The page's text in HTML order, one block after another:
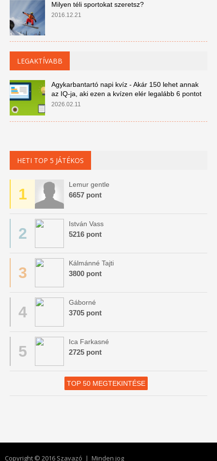
Milyen téli sportokat szeretsz?
2016.12.21
LEGAKTÍVABB
Agykarbantartó napi kvíz - Akár 150 lehet annak
az IQ-ja, aki ezen a kvízen elér legalább 6 pontot
2026.02.11
HETI TOP 5 JÁTÉKOS
1
Lemur gentle
6657 pont
2
István Vass
5216 pont
3
Kálmánné Tajti
3800 pont
4
Gáborné
3705 pont
5
Ica Farkasné
2725 pont
TOP 50 MEGTEKINTÉSE
Copyright © 2016 Szavazó | Minden jog